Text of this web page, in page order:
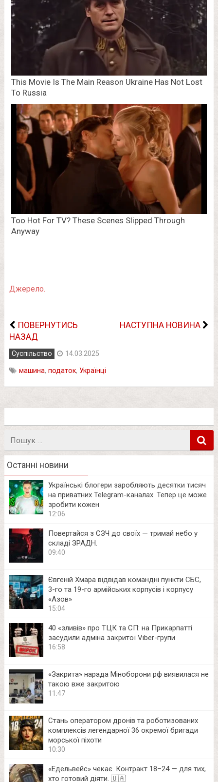
Джерело.
ПОВЕРНУТИСЬ
НАЗАД
НАСТУПНА НОВИНА
Суспільство 14.03.2025
машина, податок, Українці
Останні новини
Українські блогери заробляють десятки тисяч
на приватних Telegram-каналах. Тепер це може
зробити кожен
12:06
Повертайся з СЗЧ до своїх — тримай небо у
складі ЗРАДН.
09:40
Євгеній Хмара відвідав командні пункти СБС,
3-го та 19-го армійських корпусів і корпусу
«Азов»
15:04
40 «зливів» про ТЦК та СП: на Прикарпатті
засудили адміна закритої Viber-групи
16:58
«Закрита» нарада Міноборони рф виявилася не
такою вже закритою
11:47
Стань оператором дронів та роботизованих
комплексів легендарної 36 окремої бригади
морської піхоти
10:30
«Едельвейс» чекає. Контракт 18–24 — для тих,
хто готовий діяти. 🇺🇦